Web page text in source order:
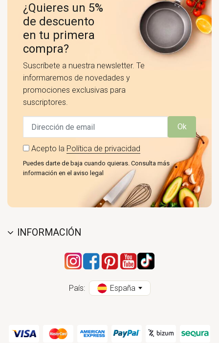
¿Quieres un 5%
de descuento
en tu primera
compra?
Suscríbete a nuestra newsletter. Te
informaremos de novedades y
promociones exclusivas para
suscriptores.
Ok
Acepto la Política de privacidad
Puedes darte de baja cuando quieras. Consulta más
información en el aviso legal
INFORMACIÓN
País: España